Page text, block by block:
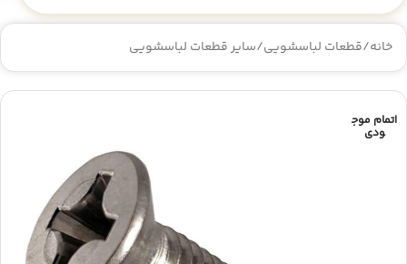
خانه/قطعات لباسشویی/سایر قطعات لباسشویی
اتمام موج
ودی